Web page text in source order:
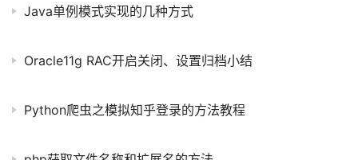
Java单例模式实现的几种方式
Oracle11g RAC开启关闭、设置归档小结
Python爬虫之模拟知乎登录的方法教程